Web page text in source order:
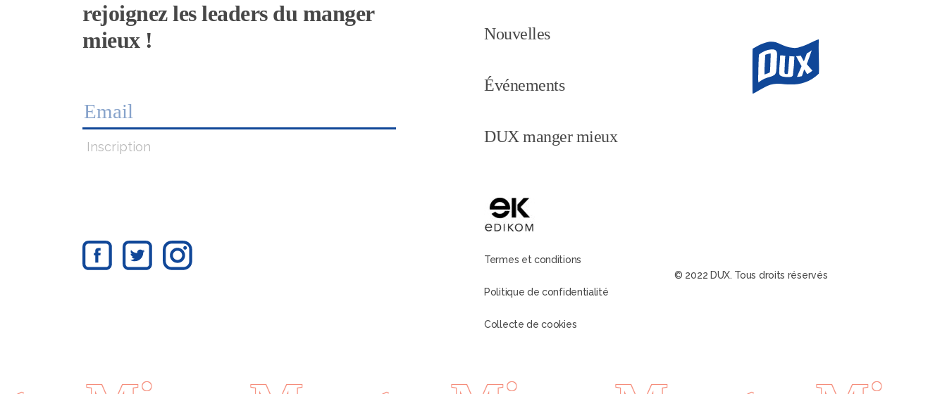
rejoignez les leaders du manger
mieux !
Inscription
Nouvelles
Événements
DUX manger mieux
Termes et conditions
Politique de confidentialité
Collecte de cookies
© 2022 DUX. Tous droits réservés